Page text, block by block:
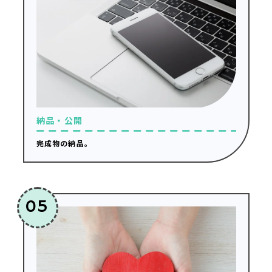
納品・公開
完成物の納品。
05